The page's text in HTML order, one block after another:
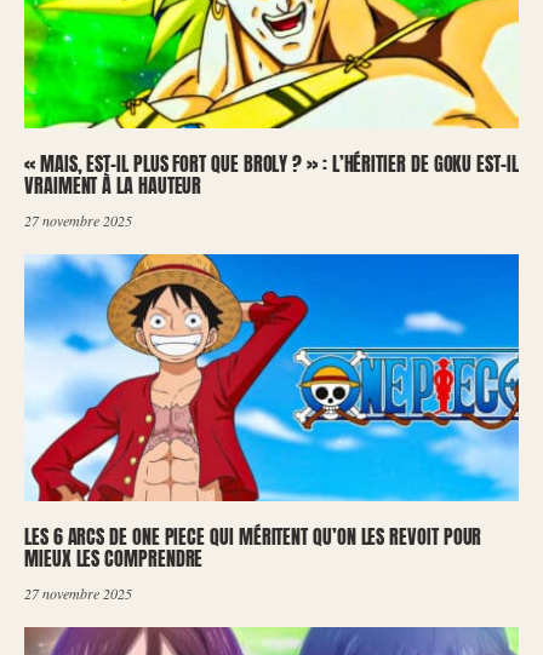
« MAIS, EST-IL PLUS FORT QUE BROLY ? » : L’HÉRITIER DE GOKU EST-IL
VRAIMENT À LA HAUTEUR
27 novembre 2025
LES 6 ARCS DE ONE PIECE QUI MÉRITENT QU’ON LES REVOIT POUR
MIEUX LES COMPRENDRE
27 novembre 2025